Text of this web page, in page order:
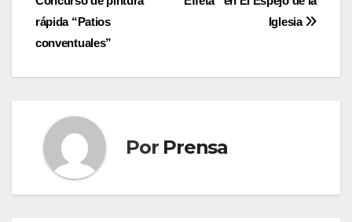
de
entradas
Iglesia
rápida “Patios
conventuales”
Por Prensa